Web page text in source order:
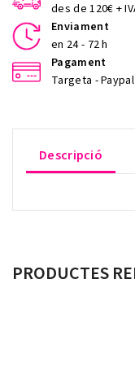
des de 120€ +
Enviament
en 24 - 72 h
Pagament
Targeta -
Descripció
PRODUCTES